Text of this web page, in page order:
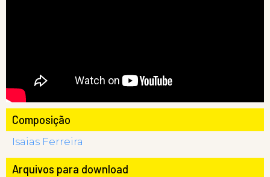
Composição
Isaias Ferreira
Arquivos para download